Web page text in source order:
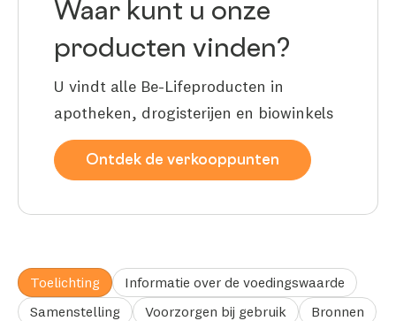
Waar kunt u onze
producten vinden?
U vindt alle Be-Lifeproducten in
apotheken, drogisterijen en biowinkels
Ontdek de verkooppunten
Toelichting
Informatie over de voedingswaarde
Samenstelling
Voorzorgen bij gebruik Bronnen